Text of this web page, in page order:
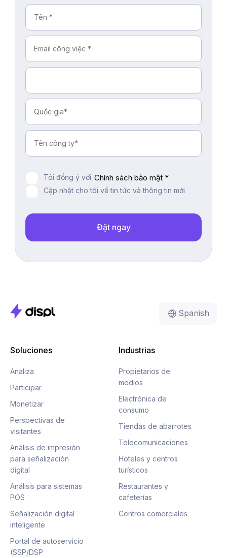
Tôi đồng ý với Chính sách bảo mật *
Cập nhật cho tôi về tin tức và thông tin mới
Spanish
Soluciones
Analiza
Participar
Monetizar
Perspectivas de
visitantes
Análisis de impresión
para señalización
digital
Análisis para sistemas
POS
Señalización digital
inteligente
Portal de autoservicio
(SSP/DSP
Industrias
Propietarios de
medios
Electrónica de
consumo
Tiendas de abarrotes
Telecomunicaciones
Hoteles y centros
turísticos
Restaurantes y
cafeterías
Centros comerciales